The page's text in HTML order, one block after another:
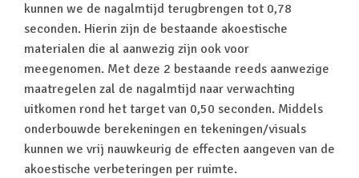
kunnen we de nagalmtijd terugbrengen tot 0,78
seconden. Hierin zijn de bestaande akoestische
materialen die al aanwezig zijn ook voor
meegenomen. Met deze 2 bestaande reeds aanwezige
maatregelen zal de nagalmtijd naar verwachting
uitkomen rond het target van 0,50 seconden. Middels
onderbouwde berekeningen en tekeningen/visuals
kunnen we vrij nauwkeurig de effecten aangeven van de
akoestische verbeteringen per ruimte.